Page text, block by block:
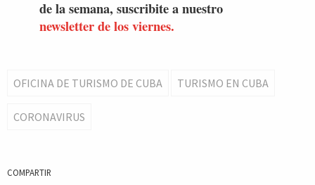
de la semana, suscribite a nuestro
newsletter de los viernes.
OFICINA DE TURISMO DE CUBA TURISMO EN CUBA
CORONAVIRUS
COMPARTIR